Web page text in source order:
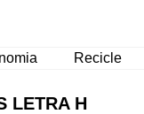
Recicle
LETRA H